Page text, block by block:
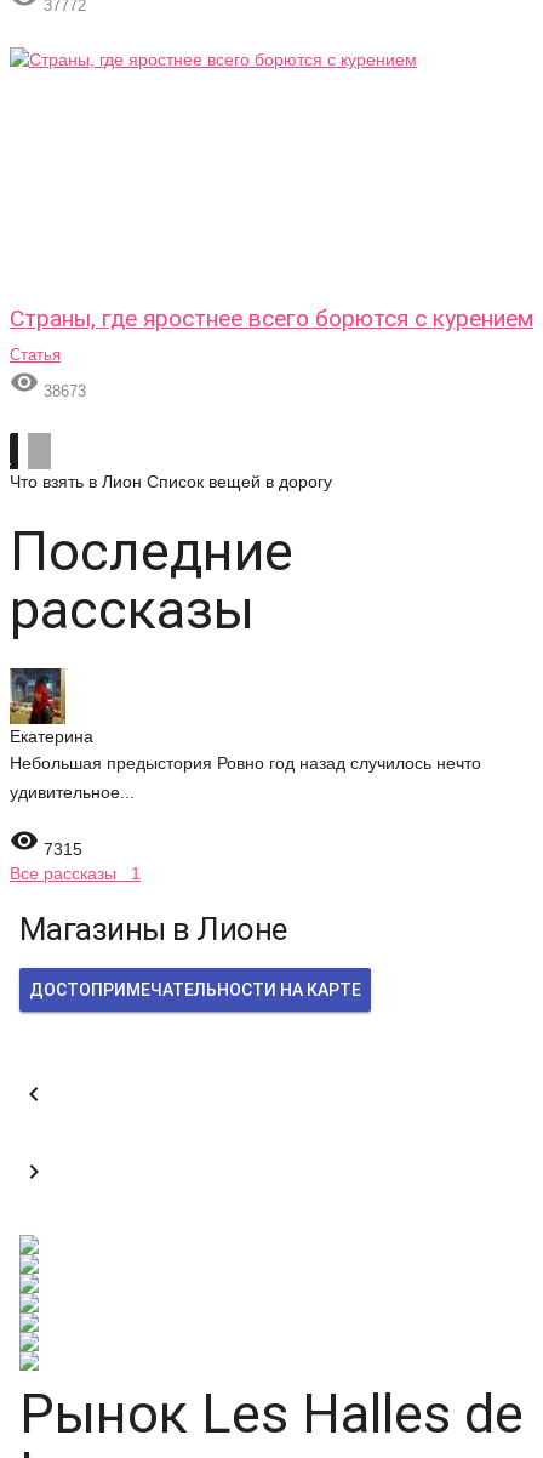
37772
Страны, где яростнее всего борются с курением
Статья
 38673
Что взять в Лион Список вещей в дорогу
Последние
рассказы
Екатерина
Небольшая предыстория Ровно год назад случилось нечто
удивительное...
 7315
Все рассказы 1
Магазины в Лионе
ДОСТОПРИМЕЧАТЕЛЬНОСТИ НА КАРТЕ


Рынок Les Halles de